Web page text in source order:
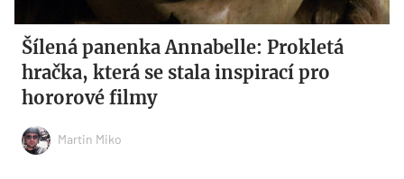
Šílená panenka Annabelle: Prokletá
hračka, která se stala inspirací pro
hororové filmy
Martin Miko